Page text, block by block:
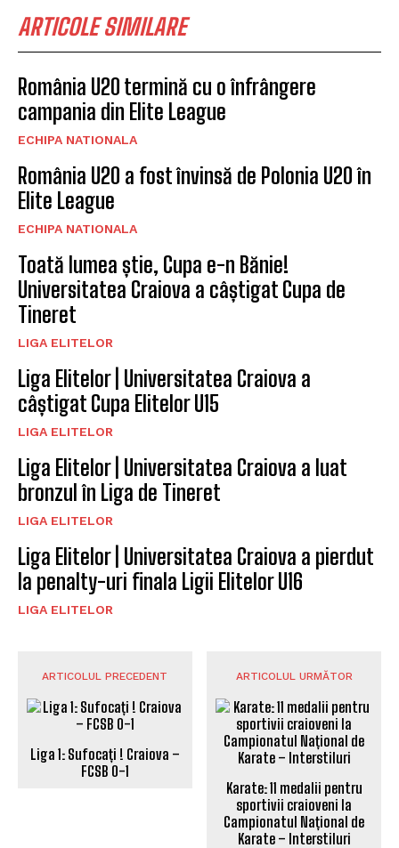
ARTICOLE SIMILARE
România U20 termină cu o înfrângere
campania din Elite League
ECHIPA NATIONALA
România U20 a fost învinsă de Polonia U20 în
Elite League
ECHIPA NATIONALA
Toată lumea știe, Cupa e-n Bănie!
Universitatea Craiova a câștigat Cupa de
Tineret
LIGA ELITELOR
Liga Elitelor | Universitatea Craiova a
câștigat Cupa Elitelor U15
LIGA ELITELOR
Liga Elitelor | Universitatea Craiova a luat
bronzul în Liga de Tineret
LIGA ELITELOR
Liga Elitelor | Universitatea Craiova a pierdut
la penalty-uri finala Ligii Elitelor U16
LIGA ELITELOR
ARTICOLUL PRECEDENT
Liga 1: Sufocați ! Craiova –
FCSB 0-1
ARTICOLUL URMĂTOR
Karate: 11 medalii pentru
sportivii craioveni la
Campionatul Național de
Karate – Interstiluri